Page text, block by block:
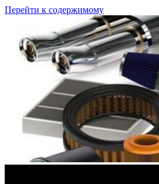
Перейти к содержимому